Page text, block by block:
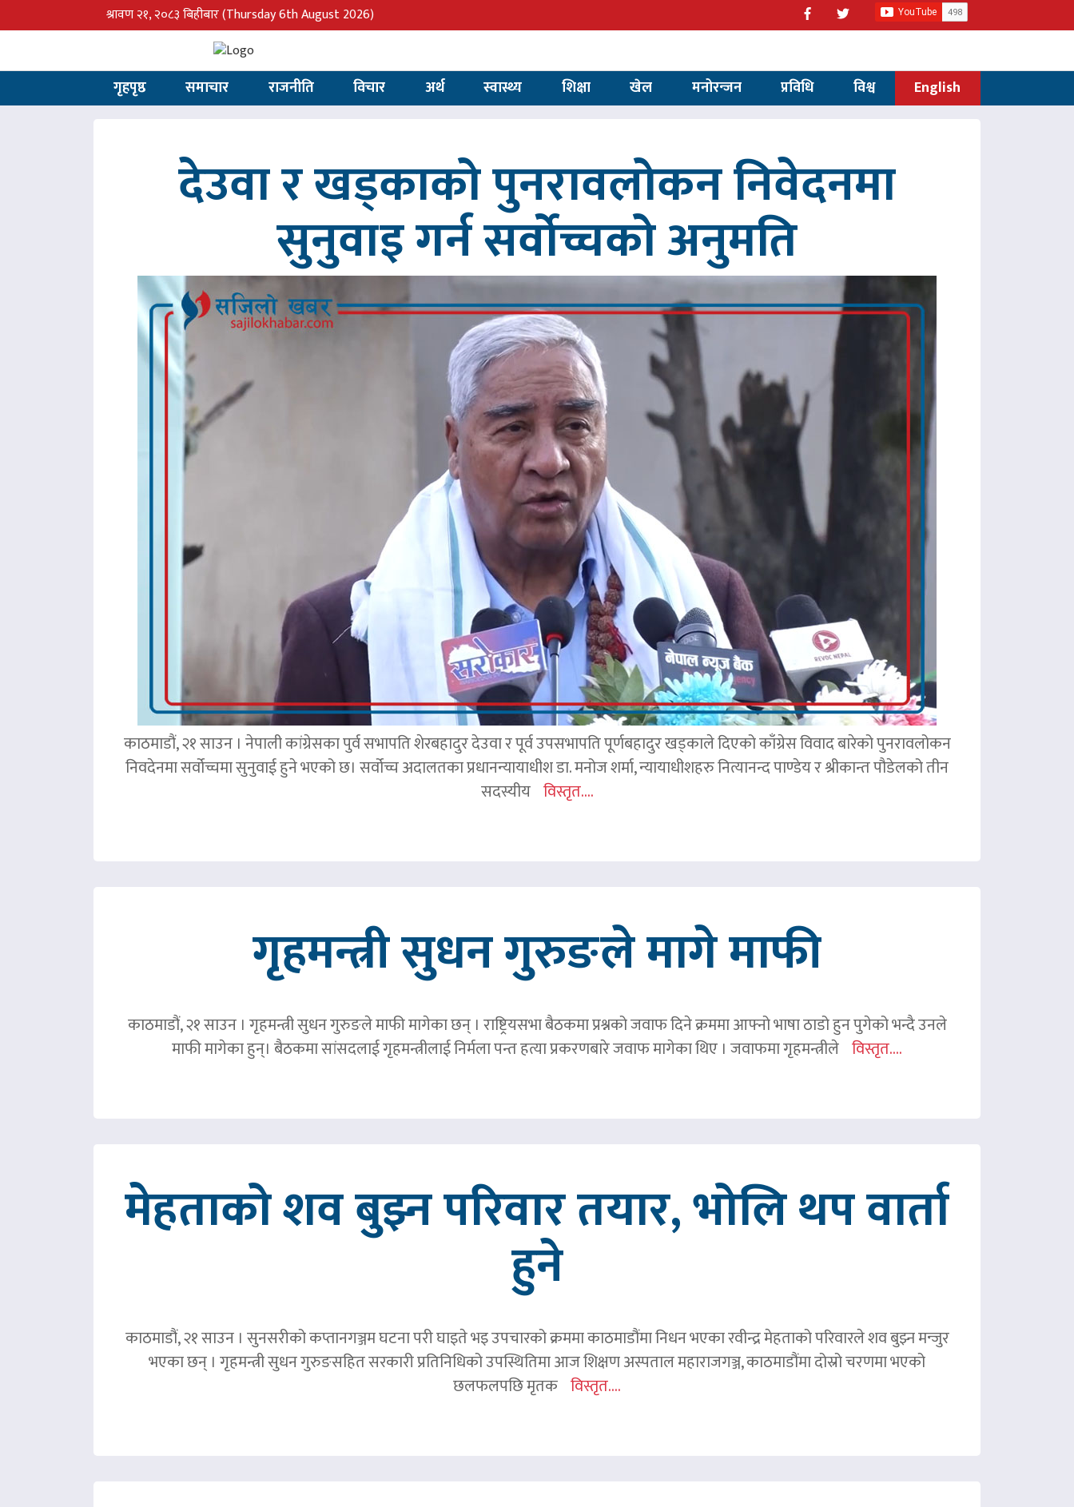
श्रावण २१, २०८३ बिहीबार(Thursday 6th August 2026)
गृहपृष्ठ समाचार राजनीति विचार अर्थ स्वास्थ्य शिक्षा खेल मनोरन्जन प्रविधि विश्व English
देउवा र खड्काको पुनरावलोकन निवेदनमा
सुनुवाइ गर्न सर्वोच्चको अनुमति
काठमाडौं, २१ साउन । नेपाली कांग्रेसका पुर्व सभापति शेरबहादुर देउवा र पूर्व उपसभापति पूर्णबहादुर खड्काले दिएको काँग्रेस विवाद बारेको पुनरावलोकन
निवदेनमा सर्वोच्चमा सुनुवाई हुने भएको छ। सर्वोच्च अदालतका प्रधानन्यायाधीश डा. मनोज शर्मा, न्यायाधीशहरु नित्यानन्द पाण्डेय र श्रीकान्त पौडेलको तीन
सदस्यीय विस्तृत....
गृहमन्त्री सुधन गुरुङले मागे माफी
काठमाडौं, २१ साउन । गृहमन्त्री सुधन गुरुङले माफी मागेका छन् । राष्ट्रियसभा बैठकमा प्रश्नको जवाफ दिने क्रममा आफ्नो भाषा ठाडो हुन पुगेको भन्दै उनले
माफी मागेका हुन्। बैठकमा सांसदलाई गृहमन्त्रीलाई निर्मला पन्त हत्या प्रकरणबारे जवाफ मागेका थिए । जवाफमा गृहमन्त्रीले विस्तृत....
मेहताको शव बुझ्न परिवार तयार, भोलि थप वार्ता
हुने
काठमाडौं, २१ साउन । सुनसरीको कप्तानगञ्जम घटना परी घाइते भइ उपचारको क्रममा काठमाडौंमा निधन भएका रवीन्द्र मेहताको परिवारले शव बुझ्न मन्जुर
भएका छन् । गृहमन्त्री सुधन गुरुङसहित सरकारी प्रतिनिधिको उपस्थितिमा आज शिक्षण अस्पताल महाराजगञ्ज, काठमाडौंमा दोस्रो चरणमा भएको
छलफलपछि मृतक विस्तृत....